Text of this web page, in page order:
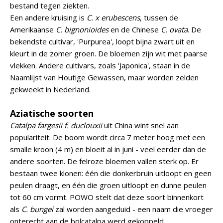
bestand tegen ziekten.
Een andere kruising is C. x erubescens, tussen de
Amerikaanse C. bignonioidesen de Chinese C. ovata. De
bekendste cultivar, 'Purpurea', loopt bijna zwart uit en
kleurt in de zomer groen. De bloemen zijn wit met paarse
vlekken. Andere cultivars, zoals 'Japonica', staan in de
Naamlijst van Houtige Gewassen, maar worden zelden
gekweekt in Nederland.
Aziatische soorten
Catalpa fargesii f. duclouxiiuit China wint snel aan
populariteit. De boom wordt circa 7 meter hoog met een
smalle kroon (4 m) en bloeit al in juni - veel eerder dan de
andere soorten. De felroze bloemen vallen sterk op. Er
bestaan twee klonen: één die donkerbruin uitloopt en geen
peulen draagt, en één die groen uitloopt en dunne peulen
tot 60 cm vormt. POWO stelt dat deze soort binnenkort
als C. bungeizal worden aangeduid - een naam die vroeger
onterecht aan de bolcatalpa werd gekoppeld.